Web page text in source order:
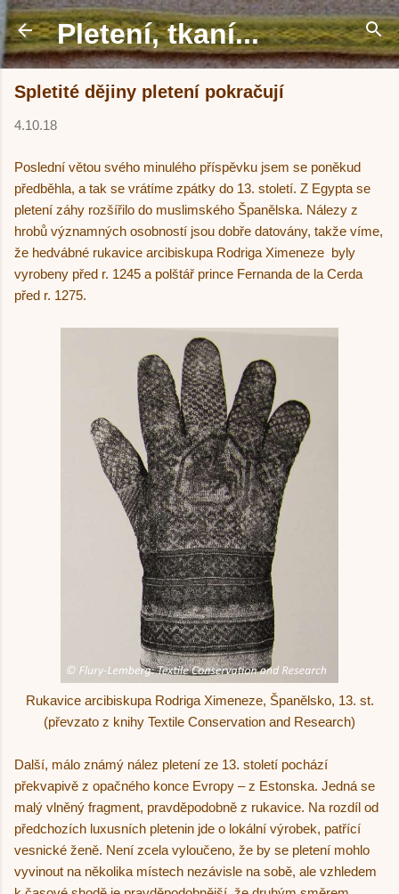
Přeskočit na hlavní obsah
Pletení, tkaní...
Spletité dějiny pletení pokračují
4.10.18
Poslední větou svého minulého příspěvku jsem se poněkud
předběhla, a tak se vrátíme zpátky do 13. století. Z Egypta se
pletení záhy rozšířilo do muslimského Španělska. Nálezy z
hrobů významných osobností jsou dobře datovány, takže víme,
že hedvábné rukavice arcibiskupa Rodriga Ximeneze byly
vyrobeny před r. 1245 a polštář prince Fernanda de la Cerda
před r. 1275.
Rukavice arcibiskupa Rodriga Ximeneze, Španělsko, 13. st.
(převzato z knihy Textile Conservation and Research)
Další, málo známý nález pletení ze 13. století pochází
překvapivě z opačného konce Evropy – z Estonska. Jedná se
malý vlněný fragment, pravděpodobně z rukavice. Na rozdíl od
předchozích luxusních pletenin jde o lokální výrobek, patřící
vesnické ženě. Není zcela vyloučeno, že by se pletení mohlo
vyvinout na několika místech nezávisle na sobě, ale vzhledem